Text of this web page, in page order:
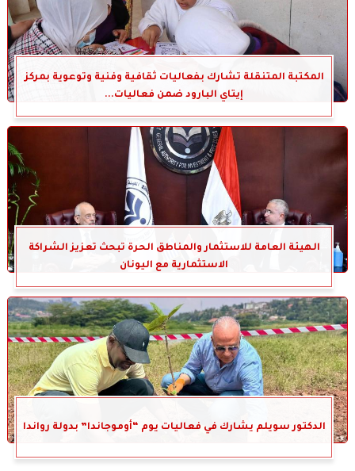
المكتبة المتنقلة تشارك بفعاليات ثقافية وفنية وتوعوية بمركز
إيتاي البارود ضمن فعاليات...
الهيئة العامة للاستثمار والمناطق الحرة تبحث تعزيز الشراكة
الاستثمارية مع اليونان
الدكتور سويلم يشارك في فعاليات يوم “أوموجاندا” بدولة رواندا